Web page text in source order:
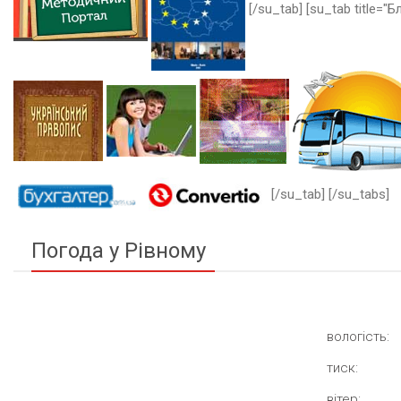
[/su_tab] [su_tab
[/su_tab] [/su_tabs]
Погода у Рівному
вологість:
тиск: